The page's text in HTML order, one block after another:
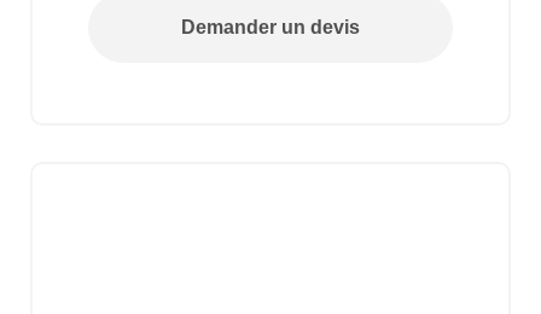
Demander un devis